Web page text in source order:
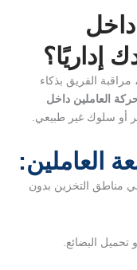
داخل
إداريًا؟
الفريق بذكاء
العاملين داخل
أو سلوك غير طبيعي.
العاملين:
مناطق التخزين بدون
البضائع.